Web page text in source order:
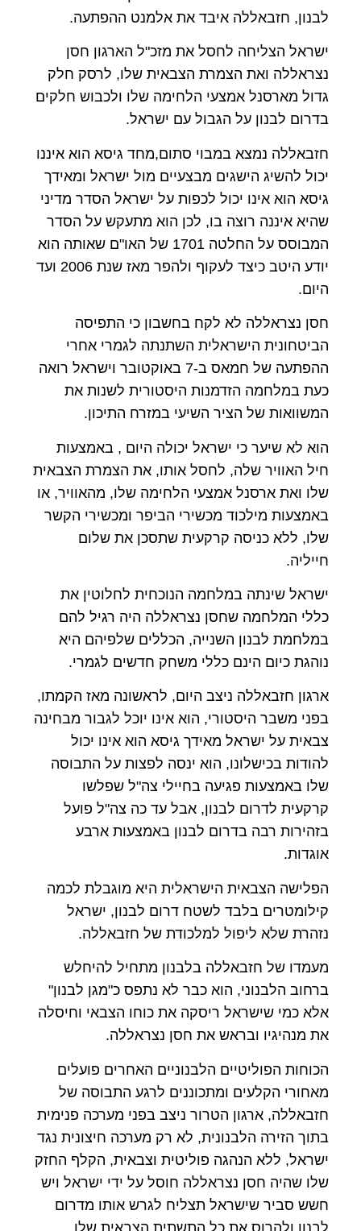
לבנון, חזבאללה איבד את אלמנט ההפתעה.
ישראל הצליחה לחסל את מזכ"ל הארגון חסן
נצראללה ואת הצמרת הצבאית שלו, לרסק חלק
גדול מארסנל אמצעי הלחימה שלו ולכבוש חלקים
בדרום לבנון על הגבול עם ישראל.
חזבאללה נמצא במבוי סתום,מחד גיסא הוא איננו
יכול להשיג הישגים מבצעיים מול ישראל ומאידך
גיסא הוא אינו יכול לכפות על ישראל הסדר מדיני
שהיא איננה רוצה בו, לכן הוא מתעקש על הסדר
המבוסס על החלטה 1701 של האו"ם שאותה הוא
יודע היטב כיצד לעקוף ולהפר מאז שנת 2006 ועד
היום.
חסן נצראללה לא לקח בחשבון כי התפיסה
הביטחונית הישראלית השתנתה לגמרי אחרי
ההפתעה של חמאס ב-7 באוקטובר וישראל רואה
כעת במלחמה הזדמנות היסטורית לשנות את
המשוואות של הציר השיעי במזרח התיכון.
הוא לא שיער כי ישראל יכולה היום , באמצעות
חיל האוויר שלה, לחסל אותו, את הצמרת הצבאית
שלו ואת ארסנל אמצעי הלחימה שלו, מהאוויר, או
באמצעות מילכוד מכשירי הביפר ומכשירי הקשר
שלו, ללא כניסה קרקעית שתסכן את שלום
חייליה.
ישראל שינתה במלחמה הנוכחית לחלוטין את
כללי המלחמה שחסן נצראללה היה רגיל להם
במלחמת לבנון השנייה, הכללים שלפיהם היא
נוהגת כיום הינם כללי משחק חדשים לגמרי.
ארגון חזבאללה ניצב היום, לראשונה מאז הקמתו,
בפני משבר היסטורי, הוא אינו יוכל לגבור מבחינה
צבאית על ישראל מאידך גיסא הוא אינו יכול
להודות בכישלונו, הוא ינסה לפצות על התבוסה
שלו באמצעות פגיעה בחיילי צה"ל שפלשו
קרקעית לדרום לבנון, אבל עד כה צה"ל פועל
בזהירות רבה בדרום לבנון באמצעות ארבע
אוגדות.
הפלישה הצבאית הישראלית היא מוגבלת לכמה
קילומטרים בלבד לשטח דרום לבנון, ישראל
נזהרת שלא ליפול למלכודת של חזבאללה.
מעמדו של חזבאללה בלבנון מתחיל להיחלש
ברחוב הלבנוני, הוא כבר לא נתפס כ"מגן לבנון"
אלא כמי שישראל ריסקה את כוחו הצבאי וחיסלה
את מנהיגיו ובראש את חסן נצראללה.
הכוחות הפוליטיים הלבנוניים האחרים פועלים
מאחורי הקלעים ומתכוננים לרגע התבוסה של
חזבאללה, ארגון הטרור ניצב בפני מערכה פנימית
בתוך הזירה הלבנונית, לא רק מערכה חיצונית נגד
ישראל, ללא הנהגה פוליטית וצבאית, הקלף החזק
שלו שהיה חסן נצראללה חוסל על ידי ישראל ויש
חשש סביר שישראל תצליח לגרש אותו מדרום
לבנון ולהרוס את כל התשתית הצבאית שלו.